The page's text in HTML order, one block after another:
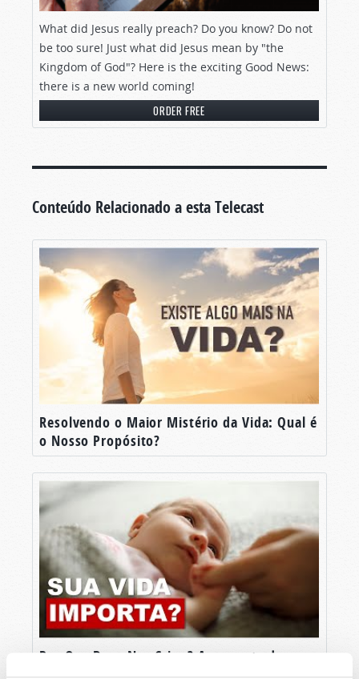
What did Jesus really preach? Do you know? Do not
be too sure! Just what did Jesus mean by "the
Kingdom of God"? Here is the exciting Good News:
there is a new world coming!
ORDER FREE
Conteúdo Relacionado a esta Telecast
Resolvendo o Maior Mistério da Vida: Qual é
o Nosso Propósito?
Por Que Deus Nos Criou? A resposta da
Bíblia não é o que você pensa